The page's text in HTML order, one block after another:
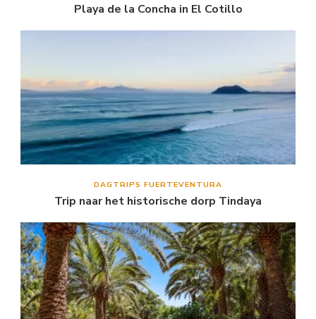
Playa de la Concha in El Cotillo
DAGTRIPS FUERTEVENTURA
Trip naar het historische dorp Tindaya